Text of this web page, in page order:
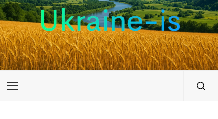
UKRAINE-IS
ПУТЕШЕСТВИЕ ПО УКРАИНЕ
Primary